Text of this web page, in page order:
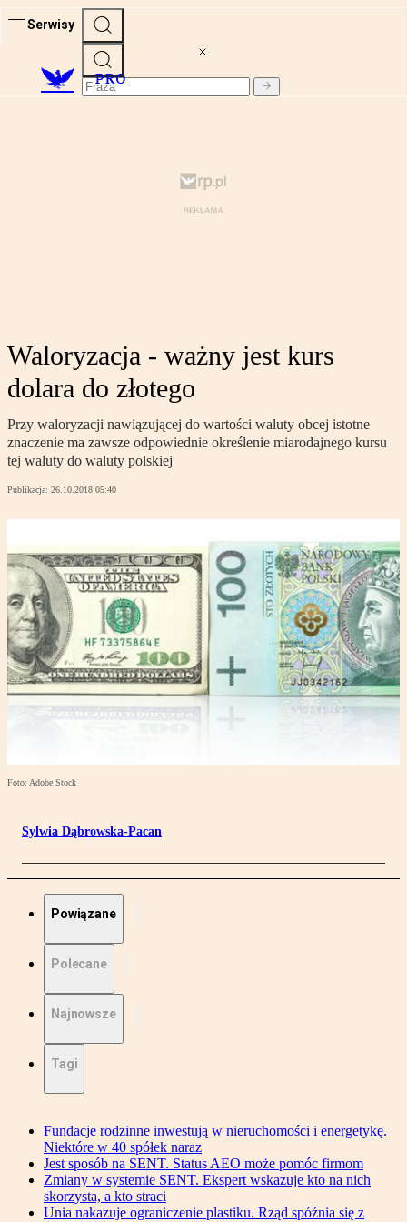
Serwisy
PRO
Waloryzacja - ważny jest kurs
dolara do złotego
Przy waloryzacji nawiązującej do wartości waluty obcej istotne
znaczenie ma zawsze odpowiednie określenie miarodajnego kursu
tej waluty do waluty polskiej
Publikacja: 26.10.2018 05:40
Foto: Adobe Stock
Sylwia Dąbrowska-Pacan
Powiązane
Polecane
Najnowsze
Tagi
Fundacje rodzinne inwestują w nieruchomości i energetykę.
Niektóre w 40 spółek naraz
Jest sposób na SENT. Status AEO może pomóc firmom
Zmiany w systemie SENT. Ekspert wskazuje kto na nich
skorzysta, a kto straci
Unia nakazuje ograniczenie plastiku. Rząd spóźnia się z